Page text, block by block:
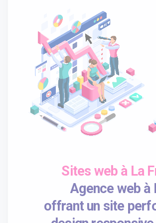
Sites web à La
Agence web à
offrant un site